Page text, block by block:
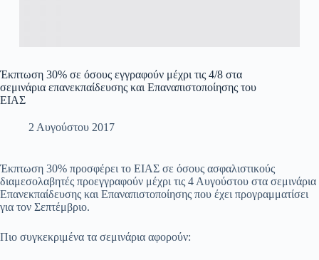
Έκπτωση 30% σε όσους εγγραφούν μέχρι τις 4/8 στα
σεμινάρια επανεκπαίδευσης και Επαναπιστοποίησης του
ΕΙΑΣ
2 Αυγούστου 2017
Έκπτωση 30% προσφέρει το ΕΙΑΣ σε όσους ασφαλιστικούς
διαμεσολαβητές προεγγραφούν μέχρι τις 4 Αυγούστου στα σεμινάρια
Επανεκπαίδευσης και Επαναπιστοποίησης που έχει προγραμματίσει
για τον Σεπτέμβριο.
Πιο συγκεκριμένα τα σεμινάρια αφορούν: